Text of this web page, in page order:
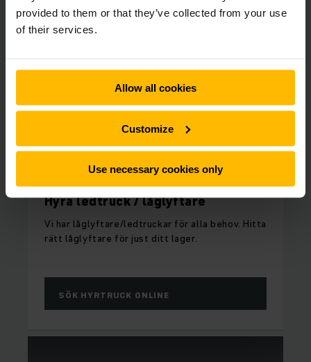
provided to them or that they’ve collected from your use
of their services.
Allow all cookies
Customize
Use necessary cookies only
Hyra ledtruck / låglyftare
Vi har låglyftare/ledtruckar för alla behov. Hitta
rätt låglyftare för just ditt lager.
SÖK HYRTRUCK ONLINE